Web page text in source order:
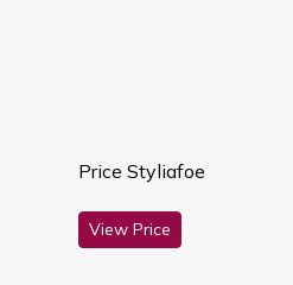
Price Styliafoe
View Price